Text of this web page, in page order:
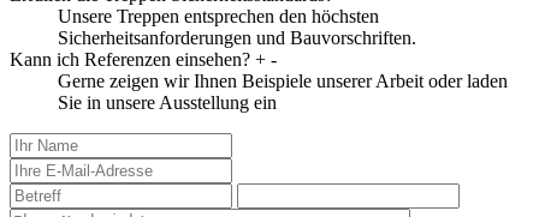
Unsere Treppen entsprechen den höchsten
Sicherheitsanforderungen und Bauvorschriften.
Kann ich Referenzen einsehen? + -
Gerne zeigen wir Ihnen Beispiele unserer Arbeit oder laden
Sie in unsere Ausstellung ein